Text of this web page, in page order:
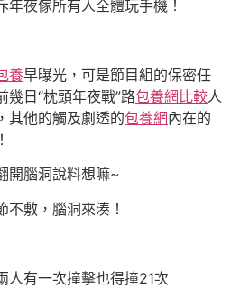
年夜傢所有人全體玩手機！
養早曝光，可是節目組的保密任
幾日“枕頭年夜戰”路包養網比較人
其他的觸及劇透的包養網內在的
開腦洞說料想嘛~
不敷，腦洞來湊！
人有一次撞擊也得撞21次